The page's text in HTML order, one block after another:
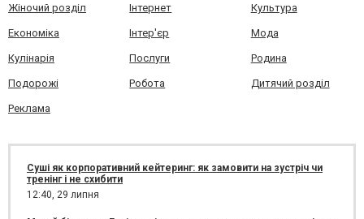
Жіночий розділ Інтернет Культура
Економіка Інтер'єр Мода
Кулінарія Послуги Родина
Подорожі Робота Дитячий розділ
Реклама
Суші як корпоративний кейтеринг: як замовити на зустріч чи
тренінг і не схибити
12:40, 29 липня